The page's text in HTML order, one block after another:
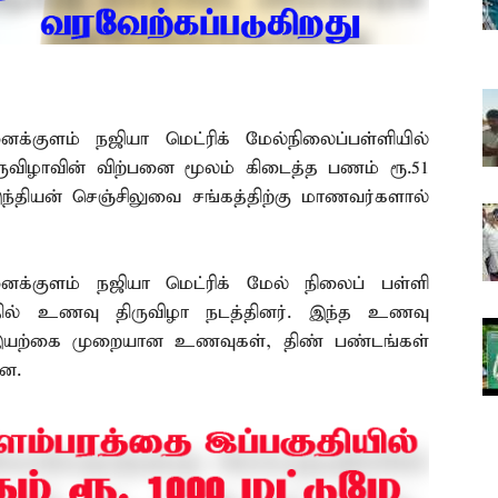
நஜியா மெட்ரிக் மேல்நிலைப்பள்ளியில்
விற்பனை மூலம் கிடைத்த பணம் ரூ.51
செஞ்சிலுவை சங்கத்திற்கு மாணவர்களால்
நஜியா மெட்ரிக் மேல் நிலைப் பள்ளி
உணவு திருவிழா நடத்தினர். இந்த உணவு
இயற்கை முறையான உணவுகள், திண் பண்டங்கள்